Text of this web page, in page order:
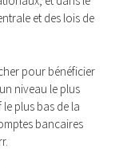
et des lois de
pour bénéficier
niveau le plus
plus bas de la
bancaires